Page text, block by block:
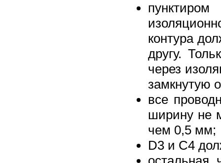
контура
другу.
через
замкнутую
все
ширину не
чем 0,5 мм;
D3 и C4